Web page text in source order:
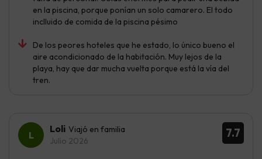
en la piscina, porque ponían un solo camarero. El todo
inclluido de comida de la piscina pésimo
De los peores hoteles que he estado, lo único bueno el
aire acondicionado de la habitación. Muy lejos de la
playa, hay que dar mucha vuelta porque está la vía del
tren.
7.7
Loli Viajó en familia
Julio 2026